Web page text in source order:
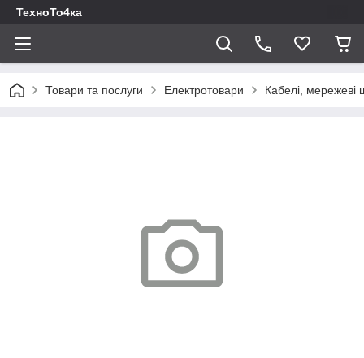
ТехноТо4ка
Товари та послуги Електротовари Кабелі, мережеві